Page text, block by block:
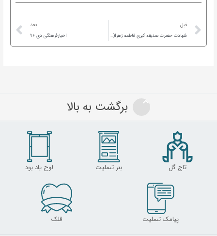
Prev
قبل
شهادت حضرت صديقه كبري فاطمه زهرا(س)
بعد
اخبارفرهنگي دي ۹۶
برگشت به بالا
تاج گل بنر تسلیت لوح یاد بود
پیامک تسلیت قلک